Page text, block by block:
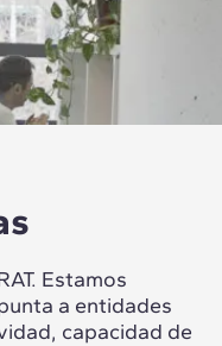
Estamos
a entidades
capacidad de